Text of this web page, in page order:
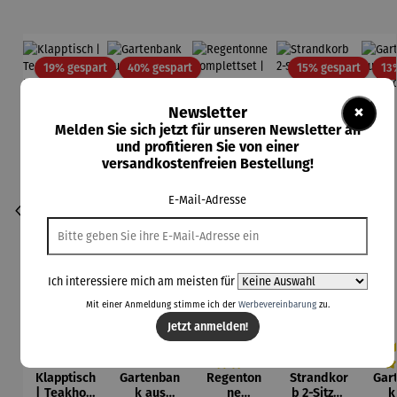
19% gespartRabatt
Klapptisch
| Teakholz
40% gespartRabatt
Gartenban
k aus
Durchschnittliche Bewertung von 5
Regenton
ne
15% gespartRabatt
Strandkor
b 2-Sitzer
×
Newsletter
Melden Sie sich jetzt für unseren Newsletter an
und profitieren Sie von einer
versandkostenfreien Bestellung!
E-Mail-Adresse
Ich interessiere mich am meisten für
Mit einer Anmeldung stimme ich der Werbevereinbarungzu.
Jetzt anmelden!